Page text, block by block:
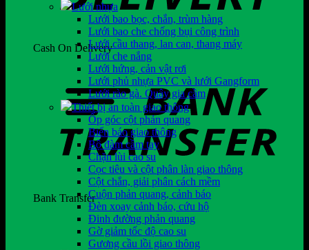
Cash On Delivery
Bank Transfer
Lưới nhựa
Lưới bao bọc, chắn, trùm hàng
Lưới bao che chống bụi công trình
Lưới cầu thang, lan can, thang máy
Lưới che nắng
Lưới hứng, cản vật rơi
Lưới phủ nhựa PVC và lưới Gangform
Lưới rào gà. Quây gia cầm
Thiết bị an toàn giao thông
Ốp góc cột phản quang
Biển báo giao thông
Bộ đàm cầm tay
Chặn lùi cao su
Cọc tiêu và cột phân làn giao thông
Cột chắn, giải phân cách mềm
Cuộn phản quang, cảnh báo
Đèn xoay cảnh báo, cứu hộ
Đinh đường phản quang
Gờ giảm tốc độ cao su
Gương cầu lồi giao thông